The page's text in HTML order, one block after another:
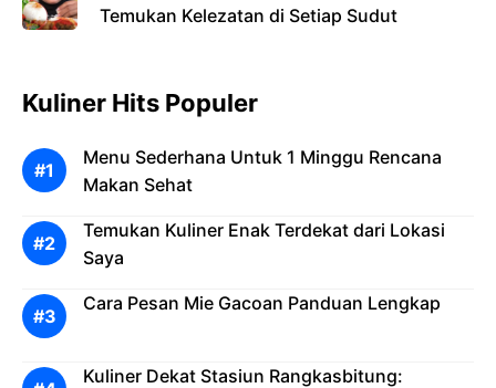
Temukan Kelezatan di Setiap Sudut
Kuliner Hits Populer
Menu Sederhana Untuk 1 Minggu Rencana
Makan Sehat
Temukan Kuliner Enak Terdekat dari Lokasi
Saya
Cara Pesan Mie Gacoan Panduan Lengkap
Kuliner Dekat Stasiun Rangkasbitung: